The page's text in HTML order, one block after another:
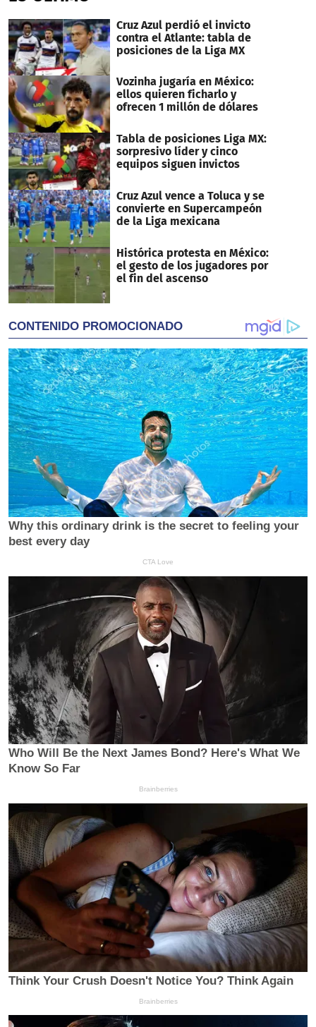
Cruz Azul perdió el invicto
contra el Atlante: tabla de
posiciones de la Liga MX
Vozinha jugaría en México:
ellos quieren ficharlo y
ofrecen 1 millón de dólares
Tabla de posiciones Liga MX:
sorpresivo líder y cinco
equipos siguen invictos
Cruz Azul vence a Toluca y se
convierte en Supercampeón
de la Liga mexicana
Histórica protesta en México:
el gesto de los jugadores por
el fin del ascenso